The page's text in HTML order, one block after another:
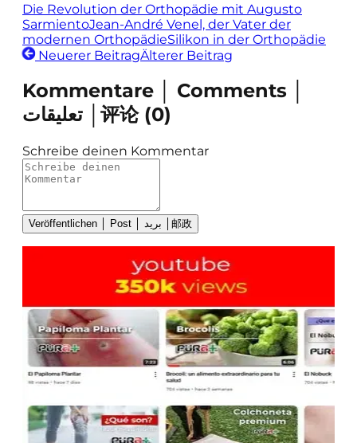
Die Revolution der Orthopädie mit Augusto
SarmientoJean-André Venel, der Vater der
modernen OrthopädieSilikon in der Orthopädie
Neuerer BeitragÄlterer Beitrag
Kommentare │ Comments │
تعليقات │评论(0)
Schreibe deinen Kommentar
Veröffentlichen │ Post │ بريد │邮政